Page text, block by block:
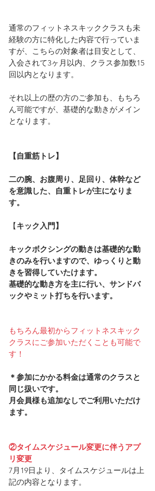
通常のフィットネスキッククラスも未
経験の方に特化した内容で行っていま
すが、こちらの対象者は目安として、
入会されて3ヶ月以内、クラス参加数15
回以内となります。
それ以上の歴の方のご参加も、もちろ
ん可能ですが、基礎的な動きがメイン
となります。
【自重筋トレ】
二の腕、お腹周り、足回り、体幹など
を意識した、自重トレが主になりま
す。
【 キック入門】
キックボクシングの動きは基礎的な動
きのみを行いますので、ゆっくりと動
きを習得していたけます。
基礎的な動き方を主に行い、サンドバ
ックやミット打ちを行います。
もちろん最初からフィットネスキック
クラスにご参加いただくことも可能で
す！
＊参加にかかる料金は通常のクラスと
同じ扱いです。
月会員様も追加なしでご利用いただけ
ます。
②タイムスケジュール変更に伴うアプ
リ変更
7月19日より、タイムスケジュールは上
記の内容となります。